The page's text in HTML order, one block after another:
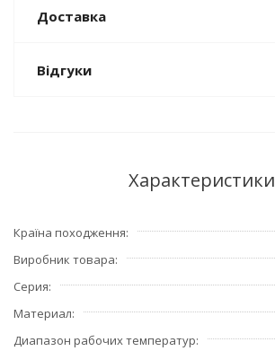
Доставка
Відгуки
Характеристики
Країна походження
Виробник товара
Серия
Материал
Диапазон рабочих температур